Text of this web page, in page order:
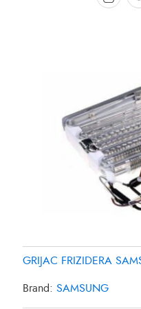
GRIJAC FRIZIDERA
Brand: SAMSUNG